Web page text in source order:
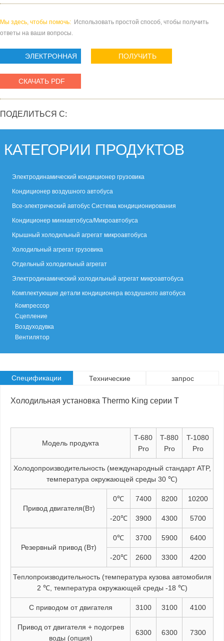
Мы здесь, чтобы помочь: Использовать простой способ, чтобы получить
ответы на ваши вопросы.
ЭЛЕКТРОННАЯ
ПОЛУЧИТЬ
СКАЧАТЬ PDF
ПОДЕЛИТЬСЯ С:
КАТЕГОРИИ ПРОДУКТОВ
Электродинамический кондиционер грузовика
Кондиционер воздушного автобуса
Все-электрический автобус Система кондиционирования
Кондиционер миниавтобуса/Микроавтобуса
Крышный холодильный агрегат микроавтобуса
Холодильный агрегат грузовика
Отдельный холодильный агрегат
Электродинамический холодильный агрегат микроавтобуса
Комплектующие детали кондиционера воздушного автобуса
Компрессор
Сцепление
Воздуходувка
Вентилятор
Спецификации
Технические
запрос
Холодильная установка Thermo King серии T
Модель продукта
T-680
Pro
T-880
Pro
T-1080
Pro
Холодопроизводительность (международный стандарт ATP,
температура окружающей среды 30 ℃)
Привод двигателя(Вт)
0℃ 7400 8200 10200
-20℃ 3900 4300 5700
Резервный привод (Вт)
0℃ 3700 5900 6400
-20℃ 2600 3300 4200
Теплопроизводительность (температура кузова автомобиля
2 ℃, температура окружающей среды -18 ℃)
С приводом от двигателя 3100 3100 4100
Привод от двигателя + подогрев
воды (опция)
6300 6300 7300